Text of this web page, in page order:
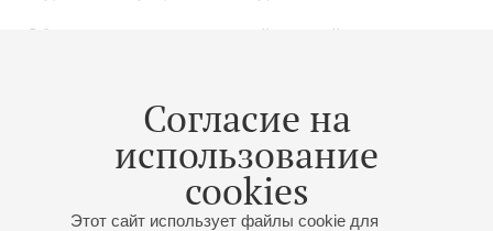
Согласие на
использование
cookies
Этот сайт использует файлы cookie для
Обучался секретам севильской гитарной школы у таких
Московской международной ассоциации гитарного
искусства. Сотрудничал и выступал с множеством
артистов из Испании, России, Австралии и других стран.